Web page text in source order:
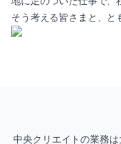
そう考える皆さまと、と
中央クリエイトの業務